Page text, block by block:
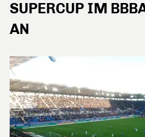
SUPERCUP IM
AN